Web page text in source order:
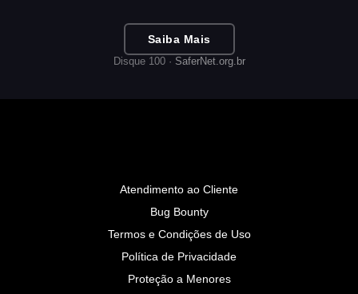
Saiba Mais
Disque 100 · SaferNet.org.br
Atendimento ao Cliente
Bug Bounty
Termos e Condições de Uso
Política de Privacidade
Proteção a Menores